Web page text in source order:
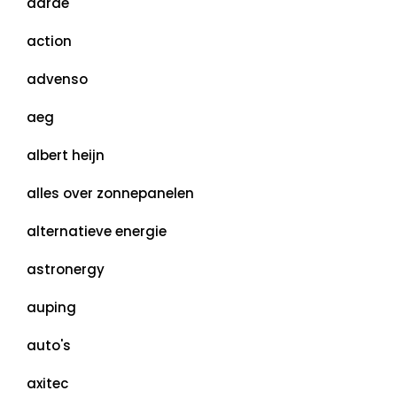
action
advenso
aeg
albert heijn
alles over zonnepanelen
alternatieve energie
astronergy
auping
auto's
axitec